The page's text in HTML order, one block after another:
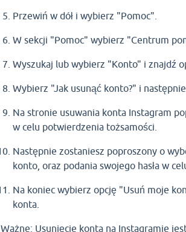
Przewiń w dół i wybierz "Pomoc".
W sekcji "Pomoc" wybierz "Centrum
Wyszukaj lub wybierz "Konto" i znajdź
Wybierz "Jak usunąć konto?" i
Na stronie usuwania konta Instagram
w celu potwierdzenia tożsamości.
Następnie zostaniesz poproszony o
konto, oraz podania swojego hasła w
Na koniec wybierz opcję "Usuń moje
konta.
Ważne: Usunięcie konta na Instagramie